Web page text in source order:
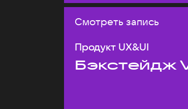
Смотреть запись
Продукт UX&UI
Бэкстейдж